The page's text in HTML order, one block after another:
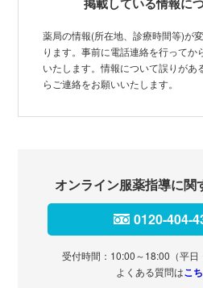
薬局の情報(所在地、診療時間等)が
ります。事前に電話連絡を行ってか
いたします。情報について誤りがあ
らご連絡をお願いいたします。
オンライン服薬指導に関
0120-404-
受付時間：10:00～18:00（平日
よくある質問はこ